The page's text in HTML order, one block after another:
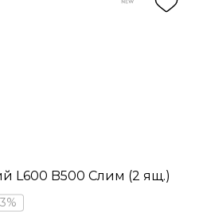
L600 B500 Слим (2 ящ.)